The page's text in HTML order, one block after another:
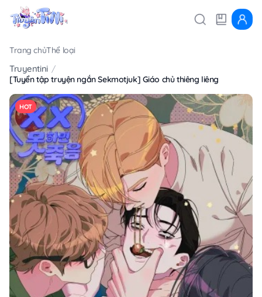
Trang chủThể loại
Truyentini
[Tuyển tập truyện ngắn Sekmotjuk] Giáo chủ thiêng liêng
HOT